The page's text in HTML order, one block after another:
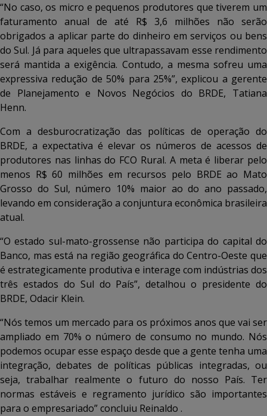
“No caso, os micro e pequenos produtores que tiverem um
faturamento anual de até R$ 3,6 milhões não serão
obrigados a aplicar parte do dinheiro em serviços ou bens
do Sul. Já para aqueles que ultrapassavam esse rendimento
será mantida a exigência. Contudo, a mesma sofreu uma
expressiva redução de 50% para 25%”, explicou a gerente
de Planejamento e Novos Negócios do BRDE, Tatiana
Henn.
Com a desburocratização das políticas de operação do
BRDE, a expectativa é elevar os números de acessos de
produtores nas linhas do FCO Rural. A meta é liberar pelo
menos R$ 60 milhões em recursos pelo BRDE ao Mato
Grosso do Sul, número 10% maior ao do ano passado,
levando em consideração a conjuntura econômica brasileira
atual.
“O estado sul-mato-grossense não participa do capital do
Banco, mas está na região geográfica do Centro-Oeste que
é estrategicamente produtiva e interage com indústrias dos
três estados do Sul do País”, detalhou o presidente do
BRDE, Odacir Klein.
“Nós temos um mercado para os próximos anos que vai ser
ampliado em 70% o número de consumo no mundo. Nós
podemos ocupar esse espaço desde que a gente tenha uma
integração, debates de políticas públicas integradas, ou
seja, trabalhar realmente o futuro do nosso País. Ter
normas estáveis e regramento jurídico são importantes
para o empresariado” concluiu Reinaldo .